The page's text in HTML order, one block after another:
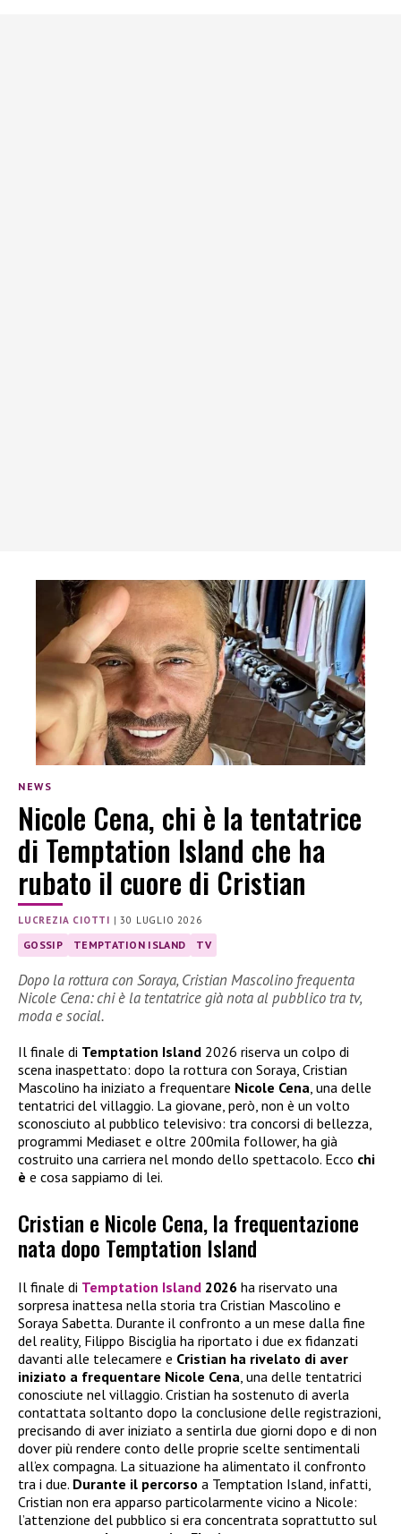
NEWS
Nicole Cena, chi è la tentatrice
di Temptation Island che ha
rubato il cuore di Cristian
LUCREZIA CIOTTI |30 LUGLIO 2026
GOSSIP TEMPTATION ISLAND TV
Dopo la rottura con Soraya, Cristian Mascolino frequenta
Nicole Cena: chi è la tentatrice già nota al pubblico tra tv,
moda e social.
Il finale di Temptation Island 2026 riserva un colpo di
scena inaspettato: dopo la rottura con Soraya, Cristian
Mascolino ha iniziato a frequentare Nicole Cena, una delle
tentatrici del villaggio. La giovane, però, non è un volto
sconosciuto al pubblico televisivo: tra concorsi di bellezza,
programmi Mediaset e oltre 200mila follower, ha già
costruito una carriera nel mondo dello spettacolo. Ecco chi
è e cosa sappiamo di lei.
Cristian e Nicole Cena, la frequentazione
nata dopo Temptation Island
Il finale di Temptation Island 2026 ha riservato una
sorpresa inattesa nella storia tra Cristian Mascolino e
Soraya Sabetta. Durante il confronto a un mese dalla fine
del reality, Filippo Bisciglia ha riportato i due ex fidanzati
davanti alle telecamere e Cristian ha rivelato di aver
iniziato a frequentare Nicole Cena , una delle tentatrici
conosciute nel villaggio. Cristian ha sostenuto di averla
contattata soltanto dopo la conclusione delle registrazioni,
precisando di aver iniziato a sentirla due giorni dopo e di non
dover più rendere conto delle proprie scelte sentimentali
all’ex compagna. La situazione ha alimentato il confronto
tra i due. Durante il percorso a Temptation Island, infatti,
Cristian non era apparso particolarmente vicino a Nicole:
l’attenzione del pubblico si era concentrata soprattutto sul